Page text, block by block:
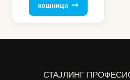
кошница
СТАЈЛИНГ